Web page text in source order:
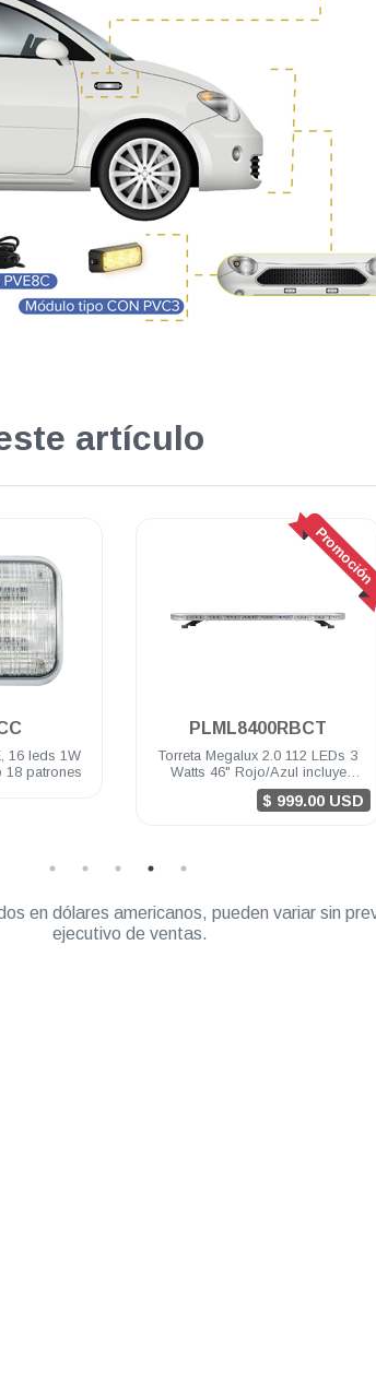
artículo
16 leds 1W
18 patrones
Promoción
PLML8400RBCT
Torreta Megalux 2.0 112 LEDs 3
Watts 46" Rojo/Azul incluye
controlador, sirena y bocina de
100 Watts$ 999.00 USD
en dólares americanos, pueden variar sin
ejecutivo de ventas.